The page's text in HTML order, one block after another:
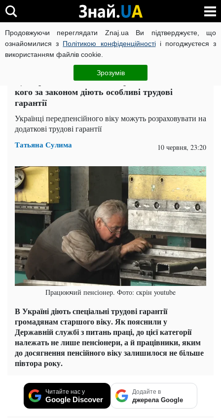
Продовжуючи переглядати Znaj.ua Ви підтверджуєте, що
ознайомилися з Політикою конфіденційностіі погоджуєтеся з
використанням файлів cookie.
Зрозумів
ВІЙНА РОСІЇ ПРОТИ УКРАЇНИ КОРОНАВІРУС В УКРАЇНІ
ЧИТАТЬ НА РУССКОМ
Цих працівників не мать права звільнити: для
кого за законом діють особливі трудові
гарантії
Українці передпенсійного віку можуть розраховувати на
додаткові трудові гарантії
Татьяна Сулима 10 червня, 23:20
Працюючий пенсіонер. Фото: скрін youtube
В Україні діють спеціальні трудові гарантії
громадянам старшого віку. Як пояснили у
Державній службі з питань праці, до цієї категорії
належать не лише пенсіонери, а й працівники, яким
до досягнення пенсійного віку залишилося не більше
півтора року.
Читайте нас у
Google Discover
Додайте в
джерела Google